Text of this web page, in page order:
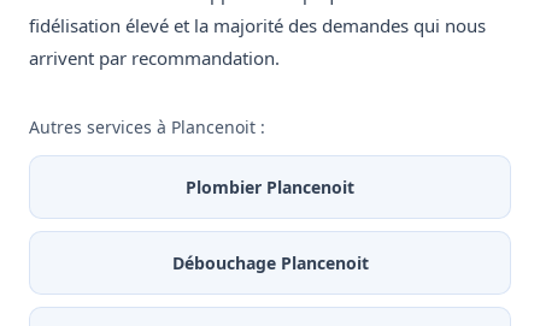
fidélisation élevé et la majorité des demandes qui nous
arrivent par recommandation.
Autres services à Plancenoit :
Plombier Plancenoit
Débouchage Plancenoit